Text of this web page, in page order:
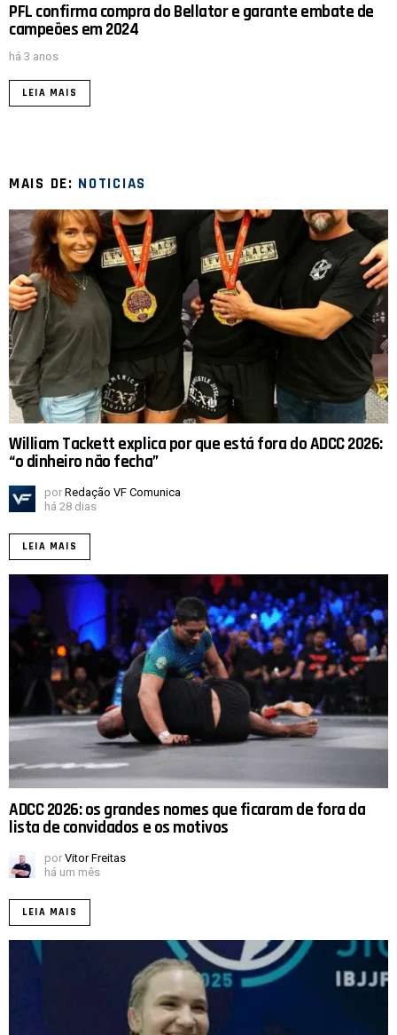
PFL confirma compra do Bellator e garante embate de
campeões em 2024
há 3 anos
LEIA MAIS
MAIS DE: NOTICIAS
William Tackett explica por que está fora do ADCC 2026:
“o dinheiro não fecha”
por Redação VF Comunica
há 28 dias
LEIA MAIS
ADCC 2026: os grandes nomes que ficaram de fora da
lista de convidados e os motivos
por Vitor Freitas
há um mês
LEIA MAIS